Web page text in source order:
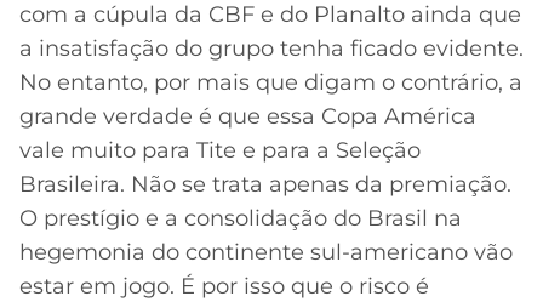
com a cúpula da CBF e do Planalto ainda que
a insatisfação do grupo tenha ficado evidente.
No entanto, por mais que digam o contrário, a
grande verdade é que essa Copa América
vale muito para Tite e para a Seleção
Brasileira. Não se trata apenas da premiação.
O prestígio e a consolidação do Brasil na
hegemonia do continente sul-americano vão
estar em jogo. É por isso que o risco é